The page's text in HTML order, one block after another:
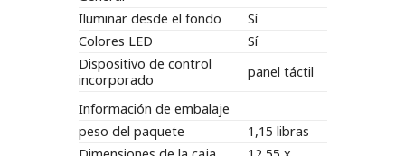
Iluminar desde el fondo
Sí
Colores LED
Sí
Dispositivo de control
incorporado
panel táctil
Información de embalaje
peso del paquete
1,15 libras